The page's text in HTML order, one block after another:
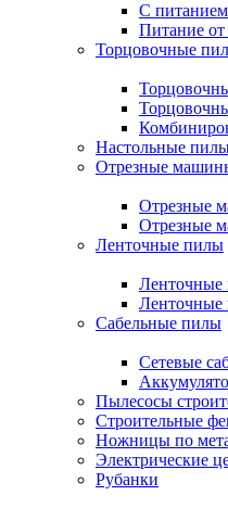
С питанием
Питание от
Торцовочные
Настольные
Отрезные
Отрезные
Отрезные
Ленточные пилы
Ленточные
Ленточные
Сабельные пилы
Сетевые
Пылесосы
Строительные
Ножницы по
Электрические
Рубанки